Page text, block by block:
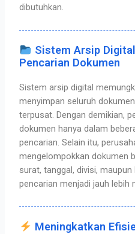
dibutuhkan.
Sistem Arsip
Pencarian Dokumen
Sistem arsip digital
menyimpan seluruh
terpusat. Dengan demikian,
dokumen hanya dalam
pencarian.Selain itu,
mengelompokkan dokumen
surat, tanggal, divisi,
pencarian menjadi jauh lebih
Meningkatkan